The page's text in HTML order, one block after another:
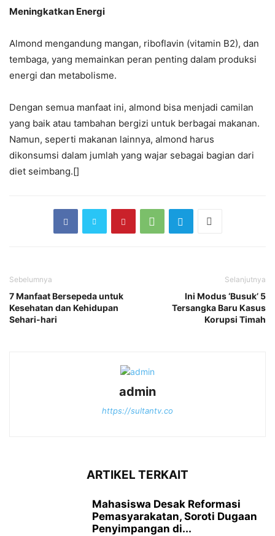
Meningkatkan Energi
Almond mengandung mangan, riboflavin (vitamin B2), dan
tembaga, yang memainkan peran penting dalam produksi
energi dan metabolisme.
Dengan semua manfaat ini, almond bisa menjadi camilan
yang baik atau tambahan bergizi untuk berbagai makanan.
Namun, seperti makanan lainnya, almond harus
dikonsumsi dalam jumlah yang wajar sebagai bagian dari
diet seimbang.[]
Sebelumnya
7 Manfaat Bersepeda untuk
Kesehatan dan Kehidupan
Sehari-hari
Selanjutnya
Ini Modus ‘Busuk’ 5
Tersangka Baru Kasus
Korupsi Timah
admin
https://sultantv.co
ARTIKEL TERKAIT
Mahasiswa Desak Reformasi
Pemasyarakatan, Soroti Dugaan
Penyimpangan di...